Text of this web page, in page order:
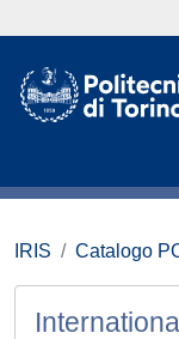
IRIS Catalogo